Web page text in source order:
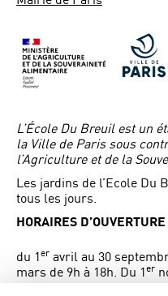
L’École Du Breuil est un
la Ville de Paris sous
l’Agriculture et de la
Les jardins de l’Ecole Du
tous les jours.
HORAIRES D’OUVERTURE
du 1er avril au 30
mars de 9h à 18h. Du 1er
17h.